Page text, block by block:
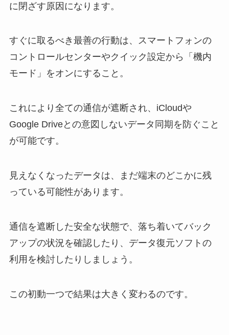
に閉ざす原因になります。
すぐに取るべき最善の行動は、スマートフォンの
コントロールセンターやクイック設定から「機内
モード」をオンにすること。
これにより全ての通信が遮断され、iCloudや
Google Driveとの意図しないデータ同期を防ぐこと
が可能です。
見えなくなったデータは、まだ端末のどこかに残
っている可能性があります。
通信を遮断した安全な状態で、落ち着いてバック
アップの状況を確認したり、データ復元ソフトの
利用を検討したりしましょう。
この初動一つで結果は大きく変わるのです。